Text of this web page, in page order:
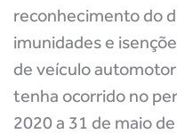
reconhecimento do
imunidades e
de veículo
tenha ocorrido no
2020 a 31 de maio